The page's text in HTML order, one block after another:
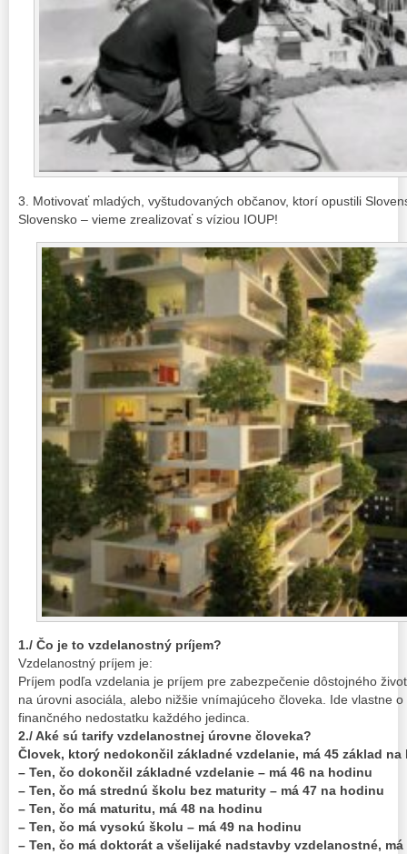
3. Motivovať mladých, vyštudovaných občanov, ktorí opustili
Slovensko – vieme zrealizovať s víziou IOUP!
1./ Čo je to vzdelanostný príjem?
Vzdelanostný príjem je:
Príjem podľa vzdelania je príjem pre zabezpečenie dôstojného
na úrovni asociála, alebo nižšie vnímajúceho človeka. Ide vlastne
finančného nedostatku každého jedinca.
2./ Aké sú tarify vzdelanostnej úrovne človeka?
Človek, ktorý nedokončil základné vzdelanie, má 45 základ na
– Ten, čo dokončil základné vzdelanie – má 46 na hodinu
– Ten, čo má strednú školu bez maturity – má 47 na hodinu
– Ten, čo má maturitu, má 48 na hodinu
– Ten, čo má vysokú školu – má 49 na hodinu
– Ten, čo má doktorát a všelijaké nadstavby vzdelanostné,